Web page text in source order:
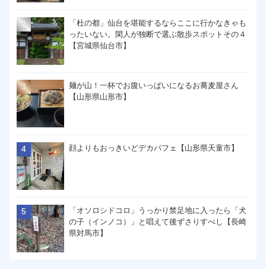
「杜の都」仙台を堪能するならここに行かなきゃも
ったいない。閑人が独断で選ぶ散歩スポットその４
【宮城県仙台市】
麺が山！一杯でお腹いっぱいになるお蕎麦屋さん
【山形県山形市】
顔よりもおっきいどデカパフェ【山形県天童市】
「オソロシドコロ」うっかり禁足地に入ったら「犬
の子（インノコ）」と唱えて後ずさりすべし【長崎
県対馬市】